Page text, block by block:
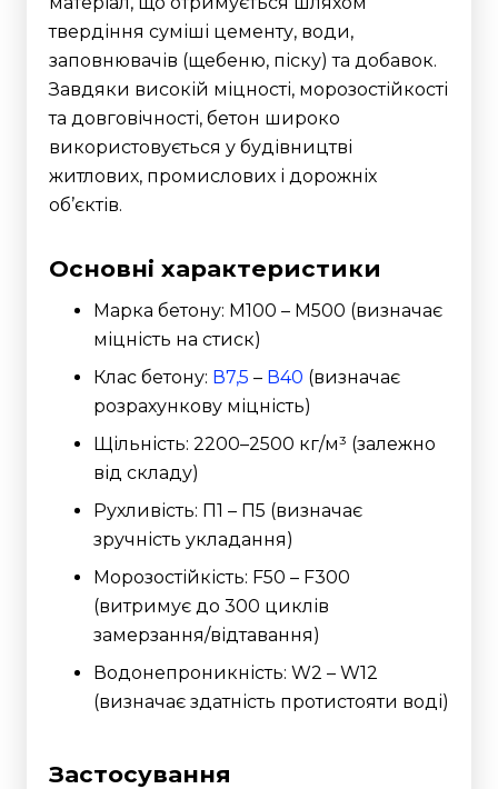
твердіння суміші цементу, води,
заповнювачів (щебеню, піску) та добавок.
Завдяки високій міцності, морозостійкості
та довговічності, бетон широко
використовується у будівництві
житлових, промислових і дорожніх
об’єктів.
Основні характеристики
Марка бетону: М100 – М500 (визначає
міцність на стиск)
Клас бетону: В7,5 – В40 (визначає
розрахункову міцність)
Щільність: 2200–2500 кг/м³ (залежно
від складу)
Рухливість: П1 – П5 (визначає
зручність укладання)
Морозостійкість: F50 – F300
(витримує до 300 циклів
замерзання/відтавання)
Водонепроникність: W2 – W12
(визначає здатність протистояти воді)
Застосування